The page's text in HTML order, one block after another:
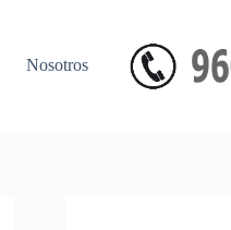
Nosotros